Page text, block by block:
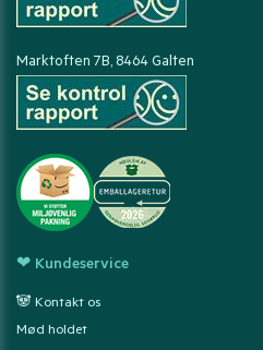
Marktoften 7B, 8464 Galten
❤ Kundeservice
🐼 Kontakt os
Mød holdet